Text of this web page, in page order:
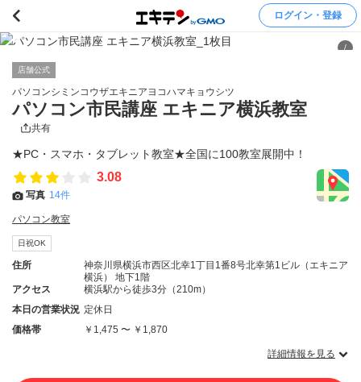
ログイン・登録
/
店舗公式
パソコンシミンコウザエキニアヨコハマキョウシツ
パソコン市民講座 エキニア横浜教室
共有
★PC・スマホ・タブレット教室★全国に100教室展開中！
3.08
写真 14件
パソコン教室
日祝OK
住所
神奈川県横浜市西区北幸1丁目1番8号北幸第1ビル（エキニア
横浜） 地下1階
アクセス
横浜駅から徒歩3分（210m）
本日の営業状況 定休日
価格帯
￥1,475 〜 ￥1,870
詳細情報を見る